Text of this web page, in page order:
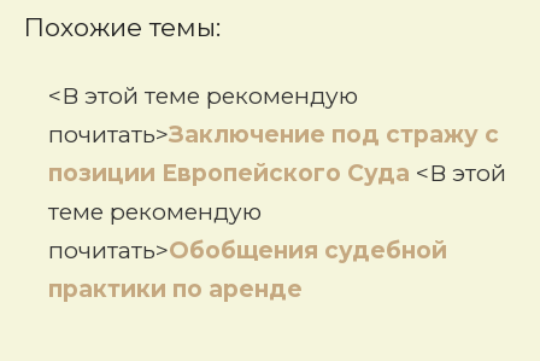
Похожие темы:
<В этой теме рекомендую
почитать>Заключение под стражу с
позиции Европейского Суда <В этой
теме рекомендую
почитать>Обобщения судебной
практики по аренде